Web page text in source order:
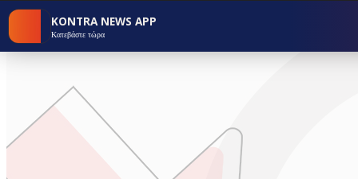
KONTRA NEWS APP
Κατεβάστε τώρα